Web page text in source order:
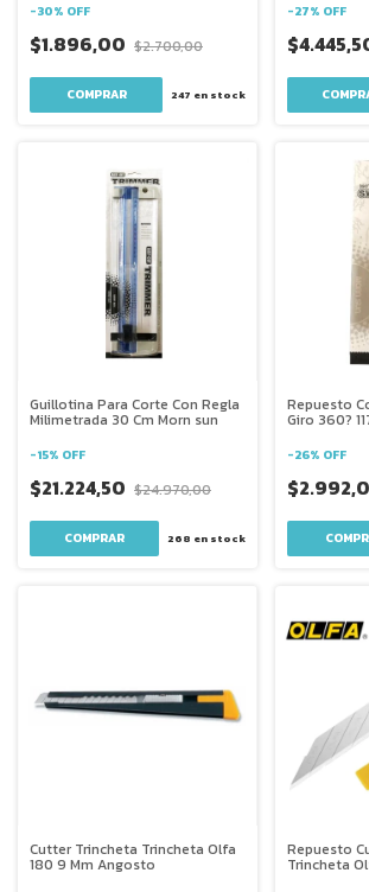
-30% OFF
$1.896,00 $2.700,00
247 en stock
-27% OFF
Guillotina Para Corte Con Regla
Milimetrada 30 Cm Morn sun
-15% OFF
$21.224,50 $24.970,00
268 en stock
Repuesto
Giro 360?
-26% OFF
Cutter Trincheta Trincheta Olfa
180 9 Mm Angosto
Repuesto
Trincheta